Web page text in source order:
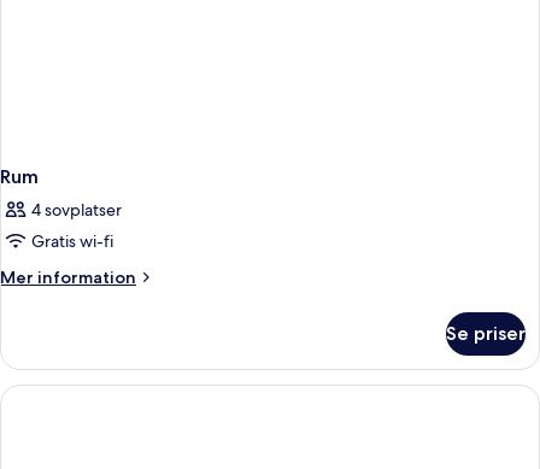
Rum
4 sovplatser
Gratis wi-fi
Mer information
Mer
Se priser